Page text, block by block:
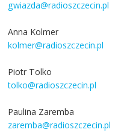
gwiazda@radioszczecin.pl
Anna Kolmer
kolmer@radioszczecin.pl
Piotr Tolko
tolko@radioszczecin.pl
Paulina Zaremba
zaremba@radioszczecin.pl